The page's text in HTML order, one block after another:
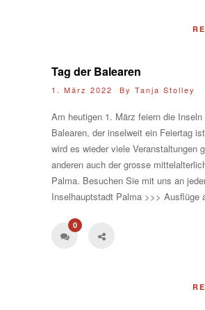
Tag der Balearen
1. März 2022 By Tanja Stolley
Am heutigen 1. März feiern die Inseln
Balearen, der inselweit ein Feiertag
wird es wieder viele Veranstaltungen
anderen auch der grosse
Palma. Besuchen Sie mit uns an
Inselhauptstadt Palma >>>
0